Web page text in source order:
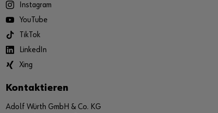
Instagram
YouTube
TikTok
LinkedIn
Xing
Kontaktieren
Adolf Würth GmbH & Co. KG